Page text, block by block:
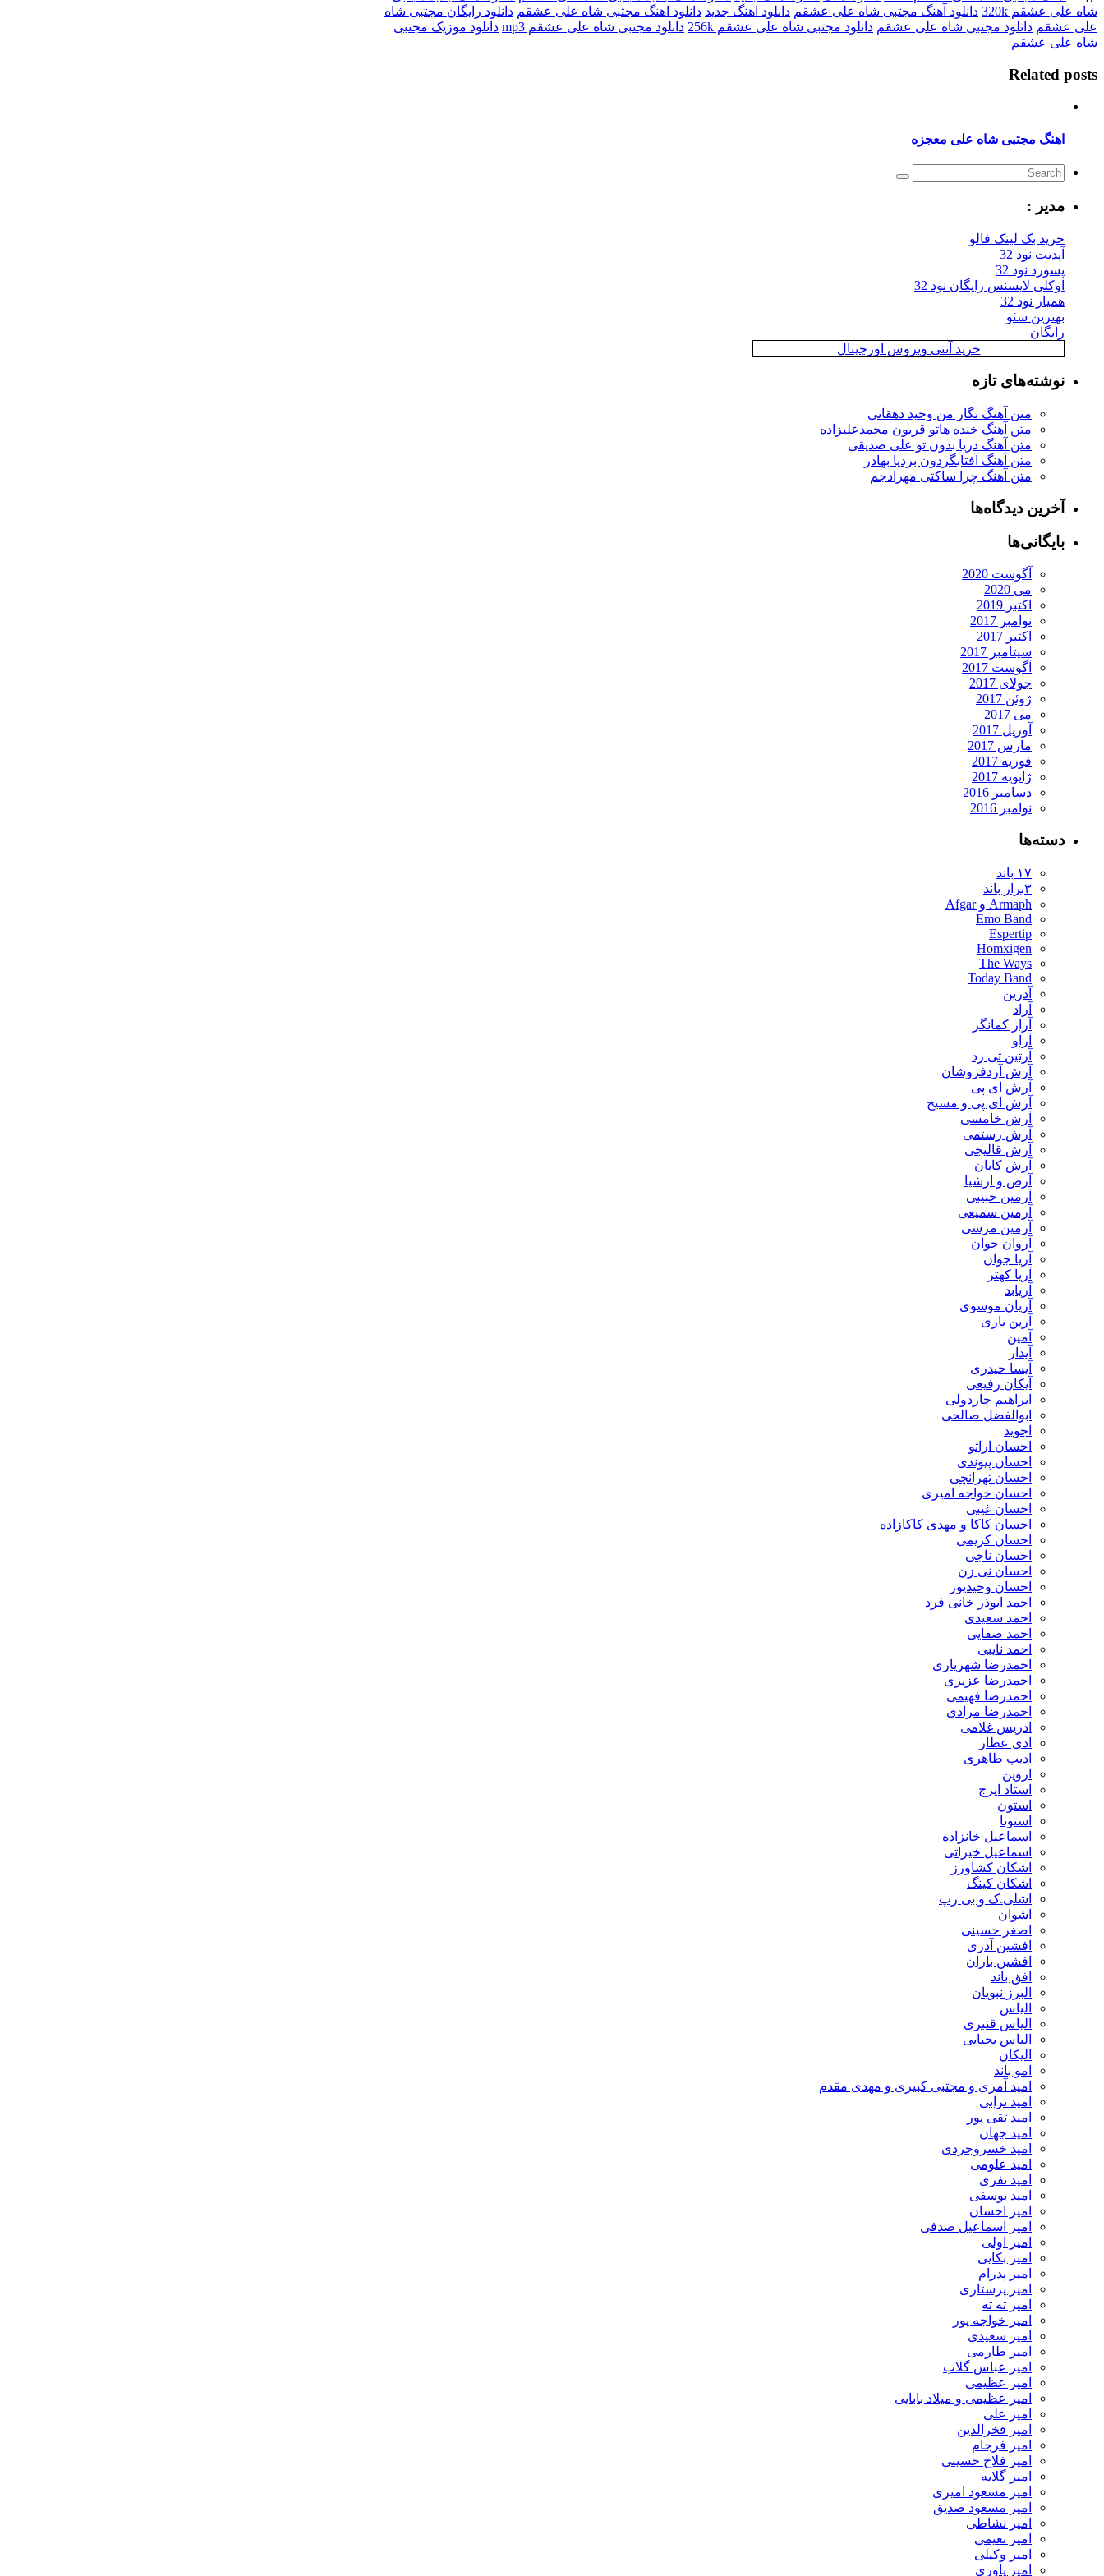
شاه علی عشقم 320k
دانلود آهنگ مجتبی شاه علی عشقم دانلود اهنگ جدید دانلود اهنگ مجتبی شاه علی عشقم دانلود رایگان مجتبی شاه
علی عشقم دانلود مجتبی شاه علی عشقم دانلود مجتبی شاه علی عشقم 256k دانلود مجتبی شاه علی عشقم mp3
دانلود موزیک مجتبی
شاه علی عشقم
Related posts
اهنگ مجتبی شاه علی معجزه
مدیر :
خرید بک لینک فالو
آپدیت نود 32
پسورد نود 32
اوکلی لایسنس رایگان نود 32
همیار نود 32
بهترین سئو
رایگان
خرید آنتی ویروس اورجینال
نوشته‌های تازه
متن آهنگ نگار من وحید دهقانی
متن آهنگ خنده هاتو قربون محمدعلیزاده
متن آهنگ دریا بدون تو علی صدیقی
متن آهنگ آفتابگردون بردیا بهادر
متن آهنگ چرا ساکتی مهرادجم
آخرین دیدگاه‌ها
بایگانی‌ها
آگوست 2020
می 2020
اکتبر 2019
نوامبر 2017
اکتبر 2017
سپتامبر 2017
آگوست 2017
جولای 2017
ژوئن 2017
می 2017
آوریل 2017
مارس 2017
فوریه 2017
ژانویه 2017
دسامبر 2016
نوامبر 2016
دسته‌ها
۱۷ باند
۳برار باند
Armaph و Afgar
Emo Band
Espertip
Homxigen
The Ways
Today Band
آدرین
آراد
آراز کمانگر
آراو
آرتین تی زد
آرش آردفروشان
آرش ای پی
آرش ای پی و مسیح
آرش خامسی
آرش رستمی
آرش قالیچی
آرش کایان
​آرض و ارشیا
آرمین حبیبی
آرمین سمیعی
آرمین مرسی
آروان جوان
آریا جوان
آریا کهتر
آریابد
آریان موسوی
آرین یاری
آمین
آیدار
آیسا حیدری
آیکان رفیعی
ابراهیم چاردولی
ابوالفضل صالحی
اجوید
احسان اراتو
احسان پیوندی
احسان تهرانچی
احسان خواجه امیری
احسان غیبی
احسان کاکا و مهدی کاکازاده
احسان کریمی
احسان ناجی
احسان نی زن
احسان وحیدپور
احمد ابوذر خانی فرد
احمد سعیدی
احمد صفایی
احمد نایبی
احمدرضا شهریاری
احمدرضا عزیزی
احمدرضا فهیمی
احمدرضا مرادی
ادریس غلامی
ادی عطار
ادیب طاهری
اروین
استاد ایرج
استون
استونا
اسماعیل خانزاده
اسماعیل خیراتی
اشکان کشاورز
اشکان کینگ
اشلی.ک و بی رپ
اشوان
اصغر حسینی
افشین آذری
افشین باران
افق باند
البرز نبویان
الیاس
الیاس قنبرى
الیاس یحیایی
الیکان
امو باند
امید آمری و مجتبی کبیری و مهدى مقدم
امید ترابی
امید تقی پور
امید جهان
امید خسروجردی
امید علومی
امید نفری
امید یوسفی
امیر احسان
امیر اسماعیل صدفی
امیر اولی
امیر بکایی
امیر پدرام
امیر پرستاری
امیر ته ته
امیر خواجه پور
امیر سعیدی
امیر طارمی
امیر عباس گلاب
امیر عظیمی
امیر عظیمی و میلاد بابایی
امیر علی
امیر فخرالدین
امیر فرجام
امیر فلاح حسینی
امیر گلایه
امیر مسعود امیری
امیر مسعود صدیق
امیر نشاطی
امیر نعیمی
امیر وکیلی
امیر یاوری